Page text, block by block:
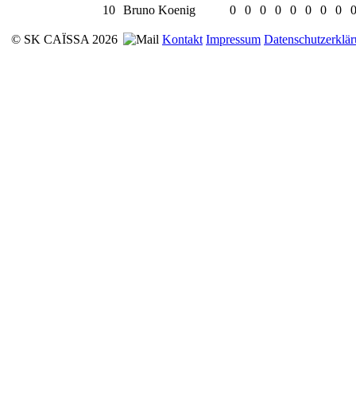
10 Bruno Koenig 0 0 0 0 0 0 0 0 0
© SK CAÏSSA 2026 Kontakt Impressum